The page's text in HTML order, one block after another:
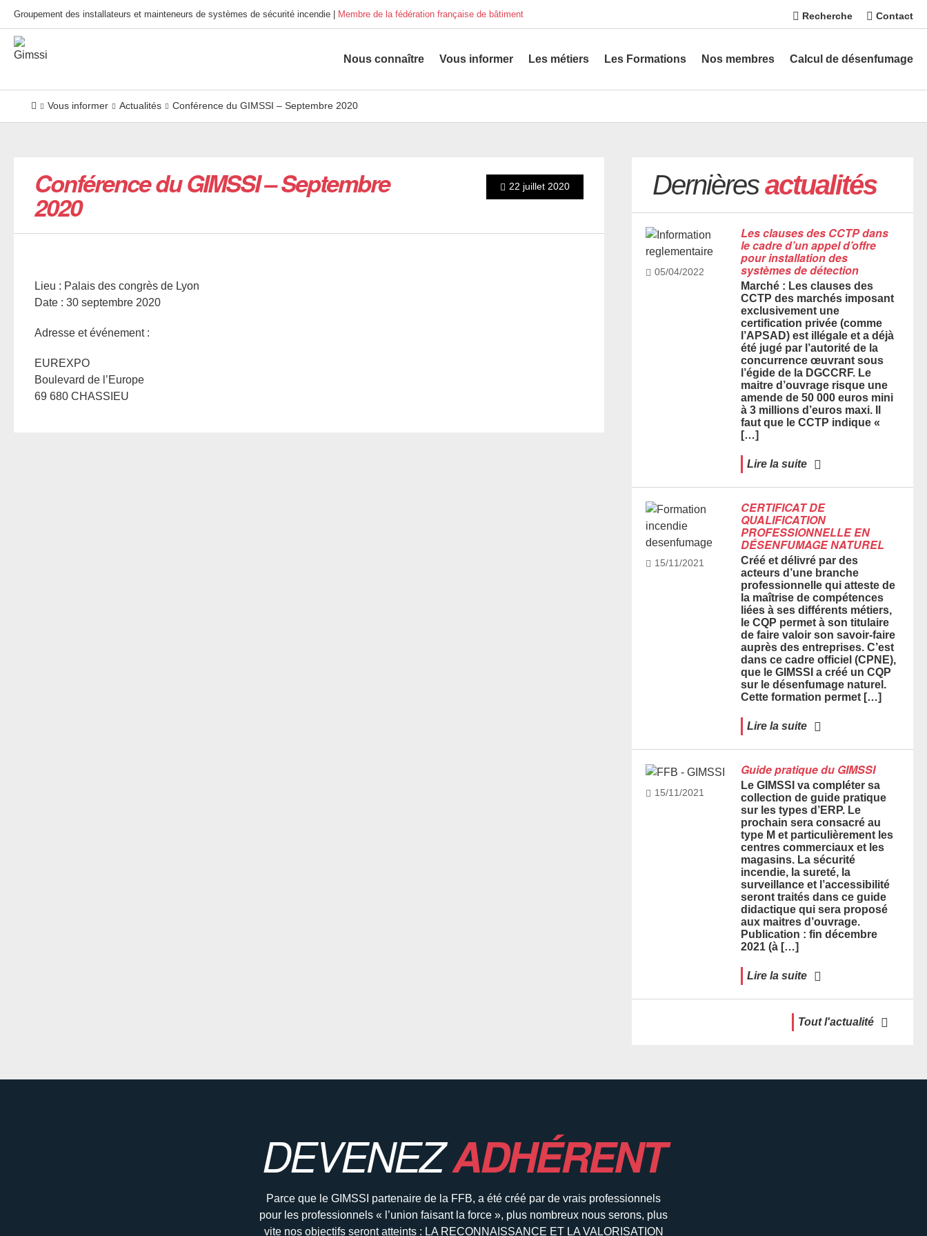
Groupement des installateurs et mainteneurs de systèmes de sécurité incendie | Membre de la fédération française de bâtiment Recherche Contact
Nous connaître Vous informer Les métiers Les Formations Nos membres Calcul de désenfumage
Vous informer Actualités Conférence du GIMSSI – Septembre 2020
Conférence du GIMSSI – Septembre
2020
22 juillet 2020
Lieu : Palais des congrès de Lyon
Date : 30 septembre 2020
Adresse et événement :
EUREXPO
Boulevard de l’Europe
69 680 CHASSIEU
Dernièresactualités
05/04/2022
Les clauses des CCTP dans
le cadre d’un appel d’offre
pour installation des
systèmes de détection
Marché : Les clauses des
CCTP des marchés imposant
exclusivement une
certification privée (comme
l’APSAD) est illégale et a déjà
été jugé par l’autorité de la
concurrence œuvrant sous
l’égide de la DGCCRF. Le
maitre d’ouvrage risque une
amende de 50 000 euros mini
à 3 millions d’euros maxi. Il
faut que le CCTP indique «
[…]
Lire la suite
15/11/2021
CERTIFICAT DE
QUALIFICATION
PROFESSIONNELLE EN
DÉSENFUMAGE NATUREL
Créé et délivré par des
acteurs d’une branche
professionnelle qui atteste de
la maîtrise de compétences
liées à ses différents métiers,
le CQP permet à son titulaire
de faire valoir son savoir-faire
auprès des entreprises. C’est
dans ce cadre officiel (CPNE),
que le GIMSSI a créé un CQP
sur le désenfumage naturel.
Cette formation permet […]
Lire la suite
15/11/2021
Guide pratique du GIMSSI
Le GIMSSI va compléter sa
collection de guide pratique
sur les types d’ERP. Le
prochain sera consacré au
type M et particulièrement les
centres commerciaux et les
magasins. La sécurité
incendie, la sureté, la
surveillance et l’accessibilité
seront traités dans ce guide
didactique qui sera proposé
aux maitres d’ouvrage.
Publication : fin décembre
2021 (à […]
Lire la suite
Tout l'actualité
DEVENEZADHÉRENT
Parce que le GIMSSI partenaire de la FFB, a été créé par de vrais professionnels
pour les professionnels « l’union faisant la force », plus nombreux nous serons, plus
vite nos objectifs seront atteints : LA RECONNAISSANCE ET LA VALORISATION